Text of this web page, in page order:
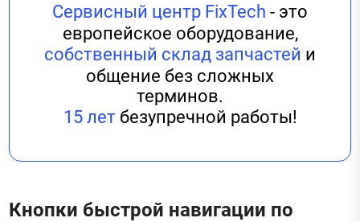
Сервисный центр FixTech - это
европейское оборудование,
собственный склад запчастей и
общение без сложных
терминов.
15 летбезупречной работы!
Кнопки быстрой навигации по